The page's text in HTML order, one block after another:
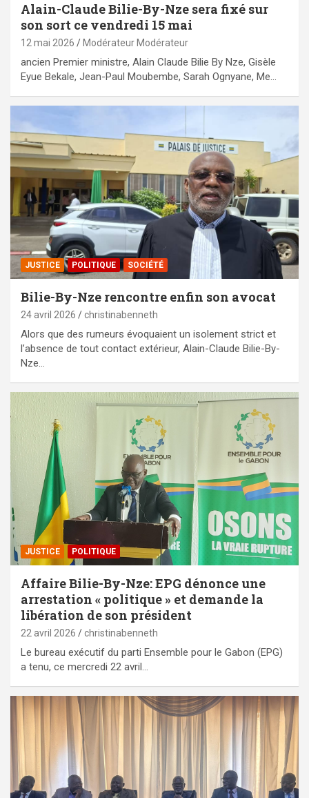
Alain-Claude Bilie-By-Nze sera fixé sur
son sort ce vendredi 15 mai
12 mai 2026 Modérateur Modérateur
ancien Premier ministre, Alain Claude Bilie By Nze, Gisèle
Eyue Bekale, Jean-Paul Moubembe, Sarah Ognyane, Me…
JUSTICE POLITIQUE SOCIÉTÉ
Bilie-By-Nze rencontre enfin son avocat
24 avril 2026 christinabenneth
Alors que des rumeurs évoquaient un isolement strict et
l’absence de tout contact extérieur, Alain-Claude Bilie-By-
Nze…
JUSTICE POLITIQUE
Affaire Bilie-By-Nze: EPG dénonce une
arrestation « politique » et demande la
libération de son président
22 avril 2026 christinabenneth
Le bureau exécutif du parti Ensemble pour le Gabon (EPG)
a tenu, ce mercredi 22 avril…